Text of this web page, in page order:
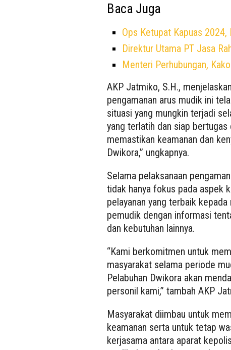
Baca Juga
Ops Ketupat Kapuas 2024,
Direktur Utama PT Jasa
Menteri Perhubungan,
AKP Jatmiko, S.H.,
pengamanan arus mudik ini
situasi yang mungkin terjadi
yang terlatih dan siap
memastikan keamanan dan
Dwikora,” ungkapnya.
Selama pelaksanaan
tidak hanya fokus pada aspek
pelayanan yang terbaik
pemudik dengan informasi
dan kebutuhan lainnya.
“Kami berkomitmen untuk
masyarakat selama periode
Pelabuhan Dwikora akan
personil kami,” tambah AKP
Masyarakat diimbau untuk
keamanan serta untuk tetap
kerjasama antara aparat